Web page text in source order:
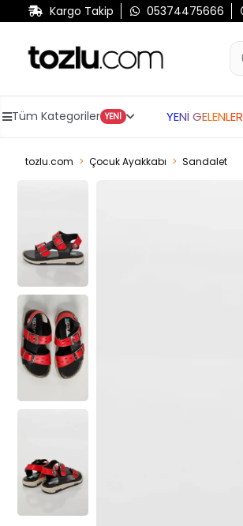
Kargo Takip 05374475666
Tüm Kategoriler YENİ YENİ GELENLER
tozlu.com Çocuk Ayakkabı Sandalet